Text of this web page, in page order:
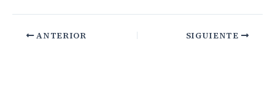
ANTERIOR SIGUIENTE